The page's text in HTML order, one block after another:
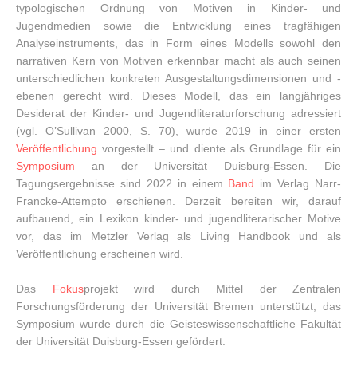
typologischen Ordnung von Motiven in Kinder- und
Jugendmedien sowie die Entwicklung eines tragfähigen
Analyseinstruments, das in Form eines Modells sowohl den
narrativen Kern von Motiven erkennbar macht als auch seinen
unterschiedlichen konkreten Ausgestaltungsdimensionen und -
ebenen gerecht wird. Dieses Modell, das ein langjähriges
Desiderat der Kinder- und Jugendliteraturforschung adressiert
(vgl. O’Sullivan 2000, S. 70), wurde 2019 in einer ersten
Veröffentlichung vorgestellt – und diente als Grundlage für ein
Symposium an der Universität Duisburg-Essen. Die
Tagungsergebnisse sind 2022 in einem Band im Verlag Narr-
Francke-Attempto erschienen. Derzeit bereiten wir, darauf
aufbauend, ein Lexikon kinder- und jugendliterarischer Motive
vor, das im Metzler Verlag als Living Handbook und als
Veröffentlichung erscheinen wird.
Das Fokusprojekt wird durch Mittel der Zentralen
Forschungsförderung der Universität Bremen unterstützt, das
Symposium wurde durch die Geisteswissenschaftliche Fakultät
der Universität Duisburg-Essen gefördert.